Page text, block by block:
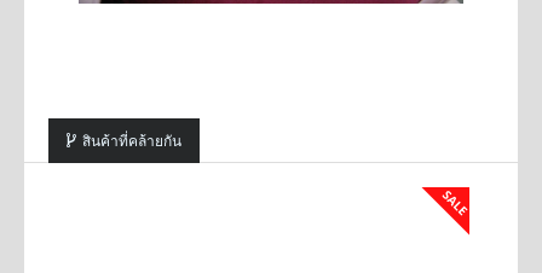
สินค้าที่คล้ายกัน
SALE